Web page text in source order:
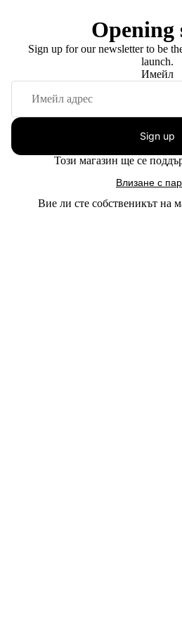
Opening
Sign up for our newsletter to be
launch.
Имейл
Sign up
Този магазин ще се
Влизане с
Вие ли сте собственикът на